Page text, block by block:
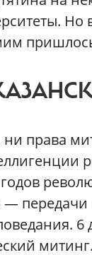
Но
права
передачи
6